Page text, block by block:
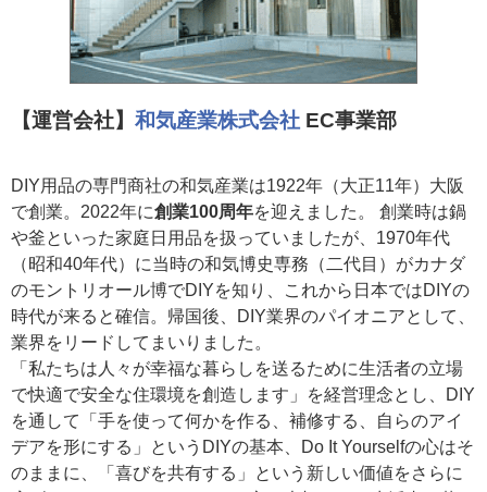
【運営会社】 和気産業株式会社 EC事業部
DIY用品の専門商社の和気産業は1922年（大正11年）大阪
で創業。2022年に創業100周年を迎えました。 創業時は鍋
や釜といった家庭日用品を扱っていましたが、1970年代
（昭和40年代）に当時の和気博史専務（二代目）がカナダ
のモントリオール博でDIYを知り、これから日本ではDIYの
時代が来ると確信。帰国後、DIY業界のパイオニアとして、
業界をリードしてまいりました。
「私たちは人々が幸福な暮らしを送るために生活者の立場
で快適で安全な住環境を創造します」を経営理念とし、DIY
を通して「手を使って何かを作る、補修する、自らのアイ
デアを形にする」というDIYの基本、Do It Yourselfの心はそ
のままに、「喜びを共有する」という新しい価値をさらに